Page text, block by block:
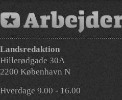
Landsredaktion
Hillerødgade 30A
2200 København N
Hverdage 9.00 - 16.00